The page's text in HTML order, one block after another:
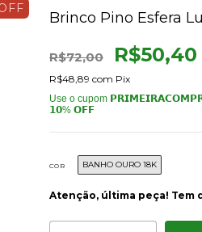
Brinco Pino Esfera
R$72,00 R$50,40
R$48,89 com Pix
COR BANHO OURO 18K
Atenção, última peça! Tem